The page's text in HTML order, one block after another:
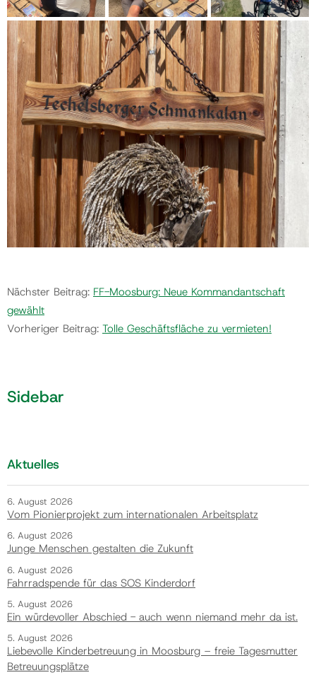
Nächster Beitrag: FF-Moosburg: Neue Kommandantschaft
gewählt
Vorheriger Beitrag: Tolle Geschäftsfläche zu vermieten!
Sidebar
Aktuelles
6. August 2026
Vom Pionierprojekt zum internationalen Arbeitsplatz
6. August 2026
Junge Menschen gestalten die Zukunft
6. August 2026
Fahrradspende für das SOS Kinderdorf
5. August 2026
Ein würdevoller Abschied - auch wenn niemand mehr da ist.
5. August 2026
Liebevolle Kinderbetreuung in Moosburg – freie Tagesmutter
Betreuungsplätze